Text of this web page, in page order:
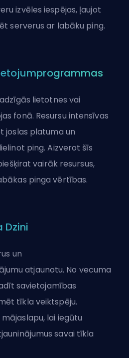
izvēles iespējas, ļaujot
serverus ar labāku ping.
lietotnes vai
fonā. Resursu intensīvas
joslas platuma un
ping. Aizverot šīs
vairāk resursus,
pinga vērtības.
Dzini
un
atjaunotu. No vecuma
savietojamības
tīkla veiktspēju.
lai iegūtu
savai tīkla